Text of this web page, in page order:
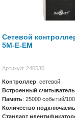
Сетевой
5M-E-EM
Артикул: 240530
Контроллер: сетевой
Встроенный считыватель
Память: 25000 событий/
Количество
Стандарт